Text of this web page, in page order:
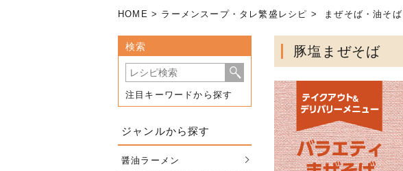
HOME > ラーメンスープ・タレ繁盛レシピ > まぜそば・油そば
豚塩まぜそば
検索
注目キーワードから探す
ジャンルから探す
醤油ラーメン